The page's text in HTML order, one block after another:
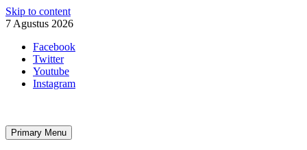
Skip to content
7 Agustus 2026
Facebook
Twitter
Youtube
Instagram
Primary Menu